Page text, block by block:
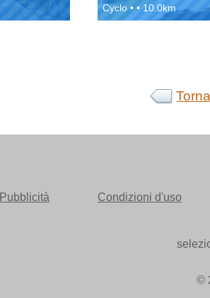
Cyclo • • 10.0km
Pubblicità Condizioni d'uso
©